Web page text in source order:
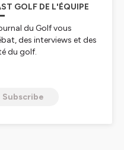
GOLF DE L'ÉQUIPE
du Golf vous
des interviews et des
du golf.
Subscribe